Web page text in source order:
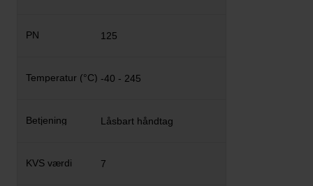
125
-40 - 245
Låsbart håndtag
7